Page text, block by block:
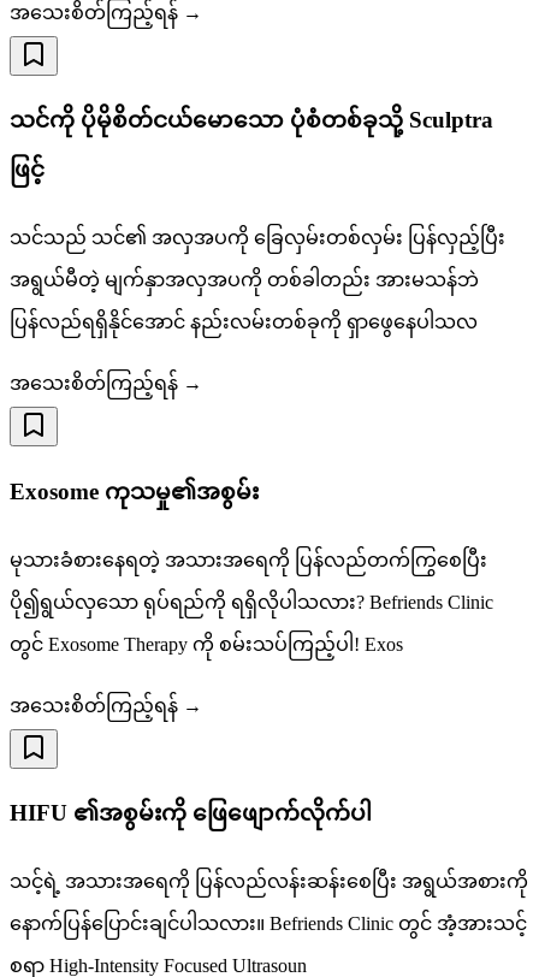
အသေးစိတ်ကြည့်ရန် →
သင်ကို ပိုမိုစိတ်ငယ်မောသော ပုံစံတစ်ခုသို့ Sculptra
ဖြင့်
သင်သည် သင်၏ အလှအပကို ခြေလှမ်းတစ်လှမ်း ပြန်လှည့်ပြီး
အရွယ်မီတဲ့ မျက်နှာအလှအပကို တစ်ခါတည်း အားမသန်ဘဲ
ပြန်လည်ရရှိနိုင်အောင် နည်းလမ်းတစ်ခုကို ရှာဖွေနေပါသလ
အသေးစိတ်ကြည့်ရန် →
Exosome ကုသမှု၏အစွမ်း
မုသားခံစားနေရတဲ့ အသားအရေကို ပြန်လည်တက်ကြွစေပြီး
ပို၍ရွယ်လှသော ရုပ်ရည်ကို ရရှိလိုပါသလား? Befriends Clinic
တွင် Exosome Therapy ကို စမ်းသပ်ကြည့်ပါ! Exos
အသေးစိတ်ကြည့်ရန် →
HIFU ၏အစွမ်းကို ဖြေဖျောက်လိုက်ပါ
သင့်ရဲ့ အသားအရေကို ပြန်လည်လန်းဆန်းစေပြီး အရွယ်အစားကို
နောက်ပြန်ပြောင်းချင်ပါသလား။ Befriends Clinic တွင် အံ့အားသင့်
စရာ High-Intensity Focused Ultrasoun